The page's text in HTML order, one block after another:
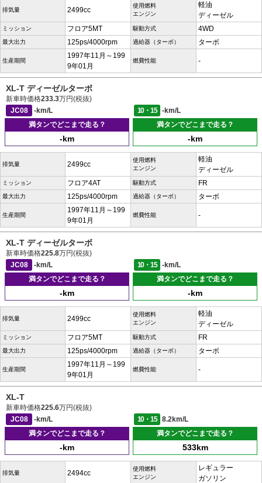
排気量 2499cc
使用燃料
エンジン
軽油
ディーゼル
ミッション フロア5MT 駆動方式 4WD
最大出力 125ps/4000rpm 過給器（ターボ） ターボ
生産期間
1997年11月～199
9年01月
燃費性能 -
XL-T ディーゼルターボ
新車時価格233.3万円(税抜)
JC08
-km/L 10・15
-km/L
満タンでどこまで走る？
-km
満タンでどこまで走る？
-km
排気量 2499cc
使用燃料
エンジン
軽油
ディーゼル
ミッション フロア4AT 駆動方式 FR
最大出力 125ps/4000rpm 過給器（ターボ） ターボ
生産期間
1997年11月～199
9年01月
燃費性能 -
XL-T ディーゼルターボ
新車時価格225.8万円(税抜)
JC08
-km/L 10・15
-km/L
満タンでどこまで走る？
-km
満タンでどこまで走る？
-km
排気量 2499cc
使用燃料
エンジン
軽油
ディーゼル
ミッション フロア5MT 駆動方式 FR
最大出力 125ps/4000rpm 過給器（ターボ） ターボ
生産期間
1997年11月～199
9年01月
燃費性能 -
XL-T
新車時価格225.6万円(税抜)
JC08
-km/L 10・15
8.2km/L
満タンでどこまで走る？
-km
満タンでどこまで走る？
533km
排気量 2494cc
使用燃料
エンジン
レギュラー
ガソリン